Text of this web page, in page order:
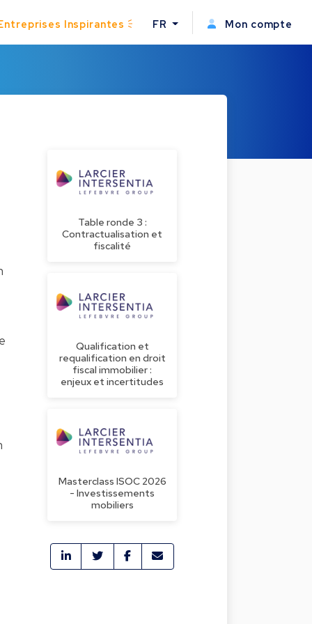
Inspirantes FR Mon compte
Table ronde 3 :
Contractualisation et
fiscalité
Qualification et
requalification en droit
fiscal immobilier :
enjeux et incertitudes
Masterclass ISOC 2026
- Investissements
mobiliers